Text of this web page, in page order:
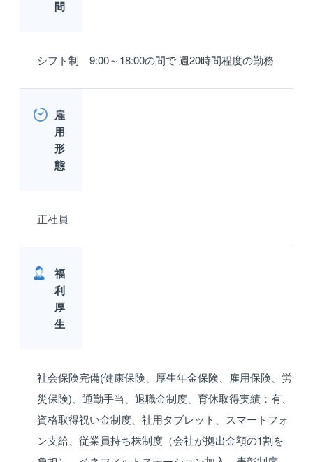
間
シフト制 9:00～18:00の間で 週20時間程度の勤務
雇
用
形
態
正社員
福
利
厚
生
社会保険完備(健康保険、厚生年金保険、雇用保険、労
災保険)、通勤手当、退職金制度、育休取得実績：有、
資格取得祝い金制度、社用タブレット、スマートフォ
ン支給、従業員持ち株制度（会社が拠出金額の1割を